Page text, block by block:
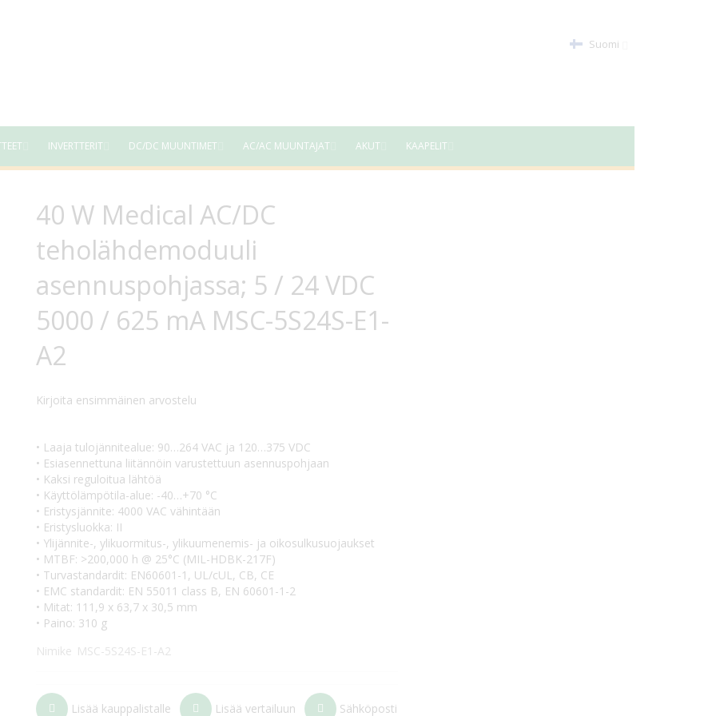
Suomi
INVERTTERIT DC/DC MUUNTIMET AC/AC MUUNTAJAT AKUT KAAPELIT
40 W Medical AC/DC
teholähdemoduuli
asennuspohjassa; 5 / 24 VDC
5000 / 625 mA MSC-5S24S-E1-
A2
Kirjoita ensimmäinen arvostelu
• Laaja tulojännitealue: 90…264 VAC ja 120…375 VDC
• Esiasennettuna liitännöin varustettuun asennuspohjaan
• Kaksi reguloitua lähtöä
• Käyttölämpötila-alue: -40…+70 °C
• Eristysjännite: 4000 VAC vähintään
• Eristysluokka: II
• Ylijännite-, ylikuormitus-, ylikuumenemis- ja oikosulkusuojaukset
• MTBF: >200,000 h @ 25°C (MIL-HDBK-217F)
• Turvastandardit: EN60601-1, UL/cUL, CB, CE
• EMC standardit: EN 55011 class B, EN 60601-1-2
• Mitat: 111,9 x 63,7 x 30,5 mm
• Paino: 310 g
Nimike MSC-5S24S-E1-A2
Lisää kauppalistalle Lisää vertailuun Sähköposti